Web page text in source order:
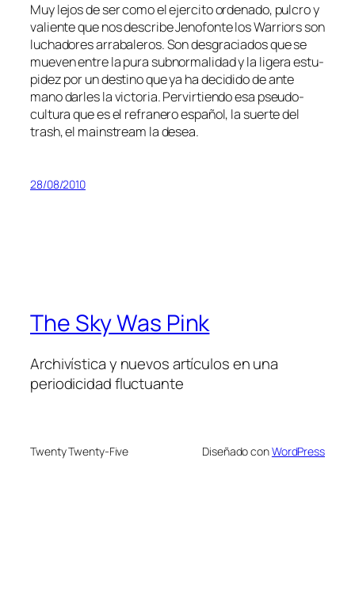
Muy le­jos de ser co­mo el ejer­ci­to or­de­na­do, pul­cro y
va­lien­te que nos des­cri­be Jenofonte los Warriors son
lu­cha­do­res arra­ba­le­ros. Son des­gra­cia­dos que se
mue­ven en­tre la pu­ra sub­nor­ma­li­dad y la li­ge­ra es­tu­
pi­dez por un des­tino que ya ha de­ci­di­do de an­te
mano dar­les la vic­to­ria. Pervirtiendo esa pseudo-
cultura que es el re­fra­ne­ro es­pa­ñol, la suer­te del
trash, el mains­tream la desea.
28/08/2010
The Sky Was Pink
Archivística y nuevos artículos en una
periodicidad fluctuante
Twenty Twenty-Five Diseñado conWordPress